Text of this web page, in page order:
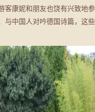
客康妮和朋友也饶有兴致地参
与中国人对吟德国诗篇，这些